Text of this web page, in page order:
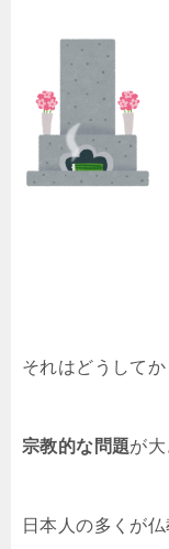
それはどうしてか
宗教的な問題が大
日本人の多くが